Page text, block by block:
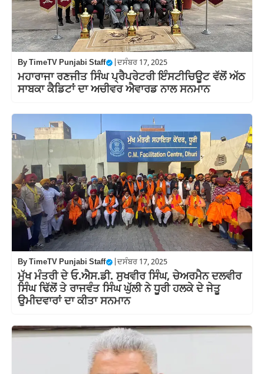
ByTimeTV Punjabi Staff ਦਸੰਬਰ 17, 2025
ਮਹਾਰਾਜਾ ਰਣਜੀਤ ਸਿੰਘ ਪ੍ਰੈਪਰੇਟਰੀ ਇੰਸਟੀਚਿਊਟ ਵੱਲੋਂ ਅੱਠ
ਸਾਬਕਾ ਕੈਡਿਟਾਂ ਦਾ ਅਚੀਵਰ ਐਵਾਰਡ ਨਾਲ ਸਨਮਾਨ
ByTimeTV Punjabi Staff ਦਸੰਬਰ 17, 2025
ਮੁੱਖ ਮੰਤਰੀ ਦੇ ਓ.ਐਸ.ਡੀ. ਸੁਖਵੀਰ ਸਿੰਘ, ਚੇਅਰਮੈਨ ਦਲਵੀਰ
ਸਿੰਘ ਢਿੱਲੋਂ ਤੇ ਰਾਜਵੰਤ ਸਿੰਘ ਘੁੱਲੀ ਨੇ ਧੂਰੀ ਹਲਕੇ ਦੇ ਜੇਤੂ
ਉਮੀਦਵਾਰਾਂ ਦਾ ਕੀਤਾ ਸਨਮਾਨ